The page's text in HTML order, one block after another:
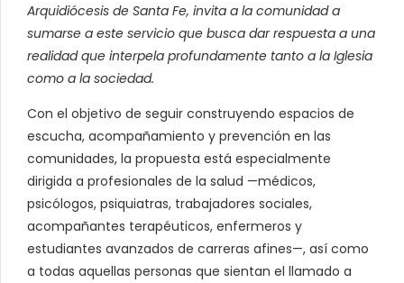
Arquidiócesis de Santa Fe, invita a la comunidad a
sumarse a este servicio que busca dar respuesta a una
realidad que interpela profundamente tanto a la Iglesia
como a la sociedad.
Con el objetivo de seguir construyendo espacios de
escucha, acompañamiento y prevención en las
comunidades, la propuesta está especialmente
dirigida a profesionales de la salud —médicos,
psicólogos, psiquiatras, trabajadores sociales,
acompañantes terapéuticos, enfermeros y
estudiantes avanzados de carreras afines—, así como
a todas aquellas personas que sientan el llamado a